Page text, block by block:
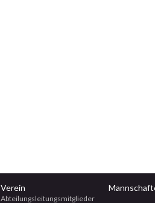
Verein
Abteilungsleitungsmitglieder